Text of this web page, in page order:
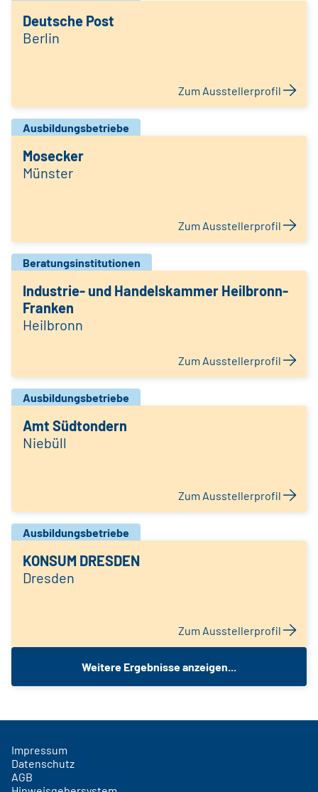
Deutsche Post
Berlin
Zum Ausstellerprofil
Ausbildungsbetriebe
Mosecker
Münster
Zum Ausstellerprofil
Beratungsinstitutionen
Industrie- und Handelskammer Heilbronn-
Franken
Heilbronn
Zum Ausstellerprofil
Ausbildungsbetriebe
Amt Südtondern
Niebüll
Zum Ausstellerprofil
Ausbildungsbetriebe
KONSUM DRESDEN
Dresden
Zum Ausstellerprofil
Weitere Ergebnisse anzeigen...
Impressum
Datenschutz
AGB